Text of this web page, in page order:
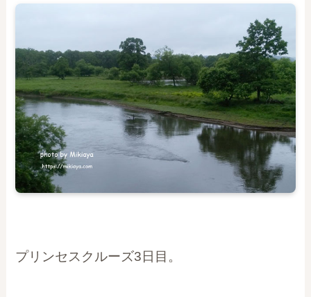
プリンセスクルーズ3日目。